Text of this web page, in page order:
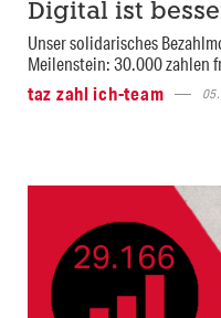
Digital ist
Unser solidarisches
Meilenstein: 30.000 zahlen
taz zahl ich-team